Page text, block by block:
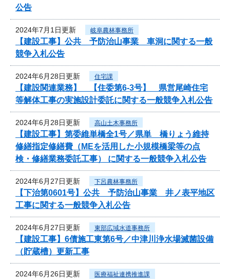
公告
2024年7月1日更新 岐阜農林事務所
【建設工事】公共 予防治山事業 車洞に関する一般
競争入札公告
2024年6月28日更新 住宅課
【建設関連業務】 【住委第6-3号】 県営尾崎住宅
等解体工事の実施設計委託に関する一般競争入札公告
2024年6月28日更新 高山土木事務所
【建設工事】第委維単橋全1号／県単 橋りょう維持
修繕指定修繕費（MEを活用した小規模橋梁等の点
検・修繕業務委託工事） に関する一般競争入札公告
2024年6月27日更新 下呂農林事務所
【下治第0601号】公共 予防治山事業 井ノ表平地区
工事に関する一般競争入札公告
2024年6月27日更新 東部広域水道事務所
【建設工事】6債施工東第6号／中津川浄水場滅菌設備
（貯蔵槽）更新工事
2024年6月26日更新 医療福祉連携推進課